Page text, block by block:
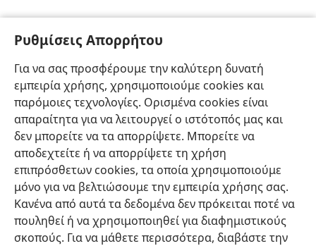
Ρυθμίσεις Απορρήτου
Για να σας προσφέρουμε την καλύτερη δυνατή
εμπειρία χρήσης, χρησιμοποιούμε cookies και
παρόμοιες τεχνολογίες. Ορισμένα cookies είναι
απαραίτητα για να λειτουργεί ο ιστότοπός μας και
δεν μπορείτε να τα απορρίψετε. Μπορείτε να
αποδεχτείτε ή να απορρίψετε τη χρήση
επιπρόσθετων cookies, τα οποία χρησιμοποιούμε
μόνο για να βελτιώσουμε την εμπειρία χρήσης σας.
Κανένα από αυτά τα δεδομένα δεν πρόκειται ποτέ να
πουληθεί ή να χρησιμοποιηθεί για διαφημιστικούς
σκοπούς. Για να μάθετε περισσότερα, διαβάστε την
Ελληνική Προτιμήσεις
Copyright© 2026 Watch Tower Bible and Tract Society of Pennsylvania
Πολιτική Απορρήτου
Ρυθμίσεις Απορρήτου
JW.ORG
Σύνδεση